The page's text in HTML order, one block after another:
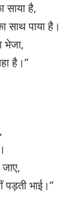
साया है,
पाया है।
भेजा,
है।”
पड़ती भाई।”